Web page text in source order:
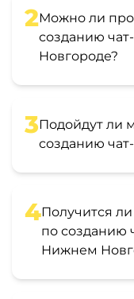
2Можно ли
созданию
Новгороде?
3Подойдут ли
созданию
4Получится
по созданию
Нижнем